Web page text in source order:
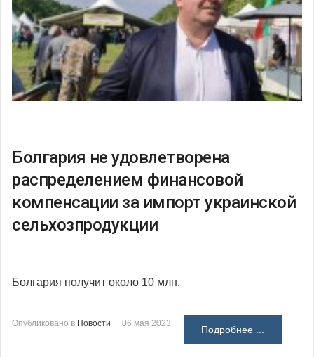
Болгария не удовлетворена
распределением финансовой
компенсации за импорт украинской
сельхозпродукции
Болгария получит около 10 млн.
Опубликовано в Новости 06 мая 2023
Подробнее ...